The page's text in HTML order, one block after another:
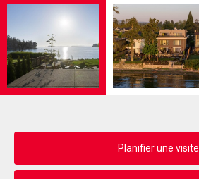
Planifier une visite